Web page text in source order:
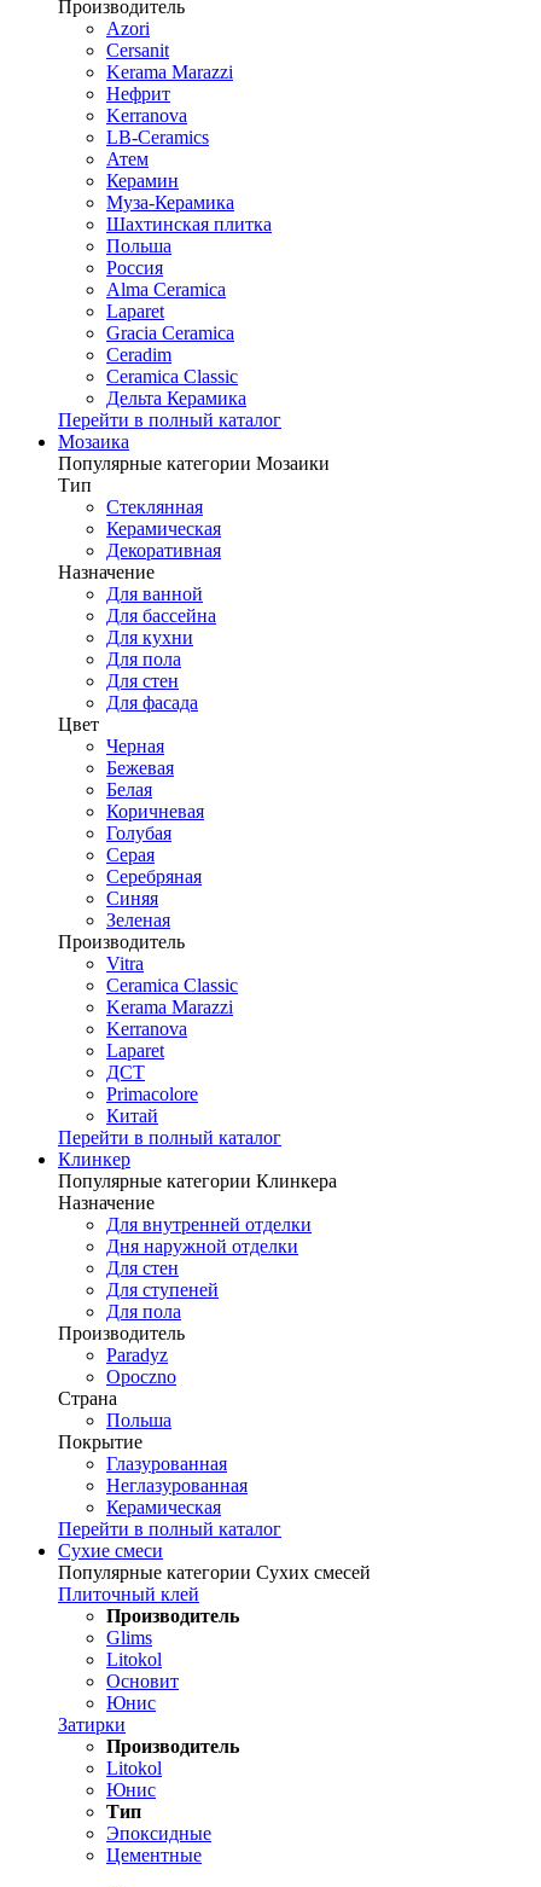
Производитель
Azori
Cersanit
Kerama Marazzi
Нефрит
Kerranova
LB-Ceramics
Атем
Керамин
Муза-Керамика
Шахтинская плитка
Польша
Россия
Alma Ceramica
Laparet
Gracia Ceramica
Ceradim
Ceramica Classic
Дельта Керамика
Перейти в полный каталог
Мозаика
Популярные категории Мозаики
Тип
Стеклянная
Керамическая
Декоративная
Назначение
Для ванной
Для бассейна
Для кухни
Для пола
Для стен
Для фасада
Цвет
Черная
Бежевая
Белая
Коричневая
Голубая
Серая
Серебряная
Синяя
Зеленая
Производитель
Vitra
Ceramica Classic
Kerama Marazzi
Kerranova
Laparet
ДСТ
Primacolore
Китай
Перейти в полный каталог
Клинкер
Популярные категории Клинкера
Назначение
Для внутренней отделки
Дня наружной отделки
Для стен
Для ступеней
Для пола
Производитель
Paradyz
Opoczno
Страна
Польша
Покрытие
Глазурованная
Неглазурованная
Керамическая
Перейти в полный каталог
Сухие смеси
Популярные категории Сухих смесей
Плиточный клей
Производитель
Glims
Litokol
Основит
Юнис
Затирки
Производитель
Litokol
Юнис
Тип
Эпоксидные
Цементные